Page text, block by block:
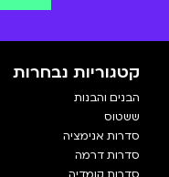
קטגוריות נבחרות
הבנים והבנות
ששטוס
סדרות אנימציה
סדרות דרמה
סדרות קומדיה